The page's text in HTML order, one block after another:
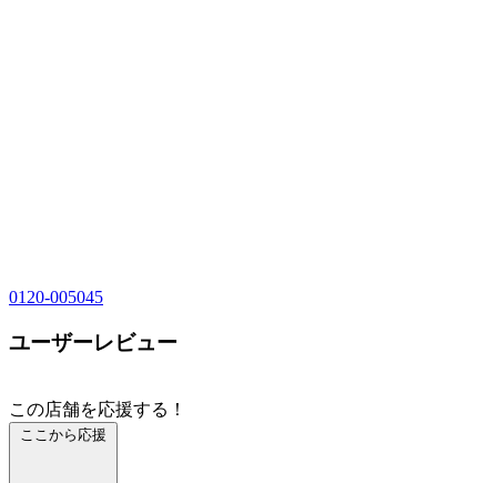
0120-005045
ユーザーレビュー
この店舗を応援する！
ここから応援